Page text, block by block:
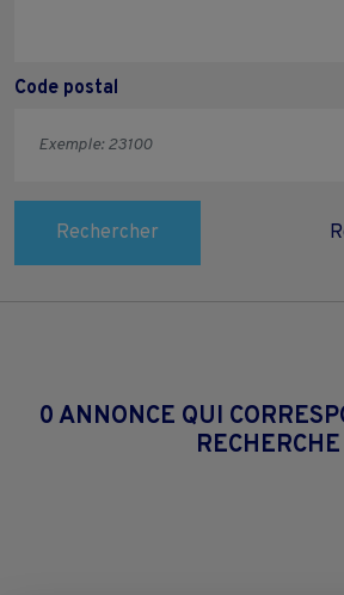
Code postal
Rechercher
0 ANNONCE QUI
RECHERCHE